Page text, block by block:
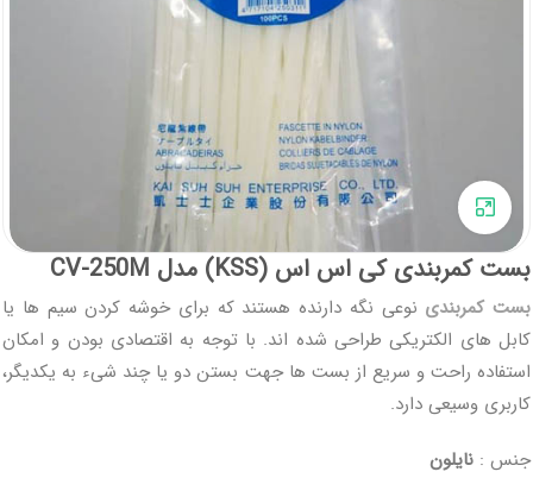
برای بزرگنمایی کلیک کنید
بست کمربندی کی اس اس (KSS) مدل CV-250M
بست کمربندی نوعی نگه دارنده هستند که برای خوشه کردن سیم ها یا
کابل های الکتریکی طراحی شده اند. با توجه به اقتصادی بودن و امکان
استفاده راحت و سریع از بست ها جهت بستن دو یا چند شیء به یکدیگر،
کاربری وسیعی دارد.
جنس : نایلون